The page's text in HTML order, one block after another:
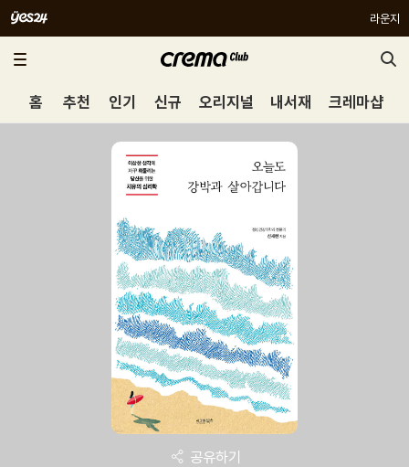
라운지
홈 추천 인기 신규 오리지널 내서재 크레마샵
공유하기